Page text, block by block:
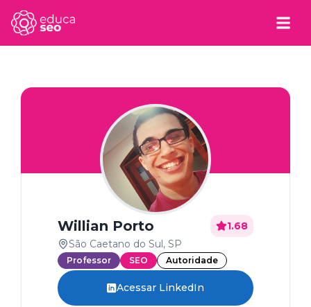
Willian Porto
1.68
São Caetano do Sul, SP
Professor SEO Autoridade
Acessar LinkedIn